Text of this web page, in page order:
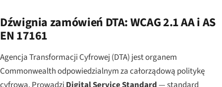
Dźwignia zamówień DTA: WCAG 2.1 AA i AS
EN 17161
Agencja Transformacji Cyfrowej (DTA) jest organem
Commonwealth odpowiedzialnym za całorządową politykę